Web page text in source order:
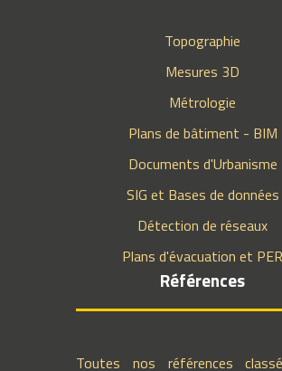
Topographie
Mesures 3D
Métrologie
Plans de bâtiment - BIM
Documents d'Urbanisme
SIG et Bases de données
Détection de réseaux
Plans d'évacuation et PER
Références
Toutes nos références